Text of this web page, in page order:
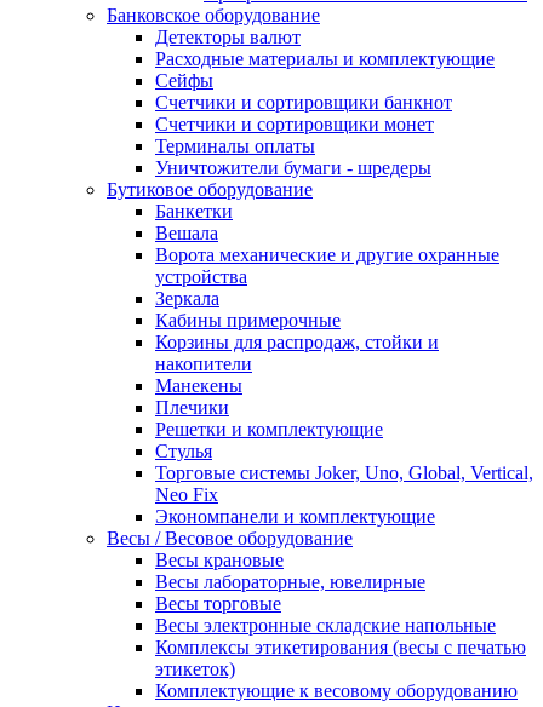
Банковское оборудование
Детекторы валют
Расходные материалы и комплектующие
Сейфы
Счетчики и сортировщики банкнот
Счетчики и сортировщики монет
Терминалы оплаты
Уничтожители бумаги - шредеры
Бутиковое оборудование
Банкетки
Вешала
Ворота механические и другие охранные
устройства
Зеркала
Кабины примерочные
Корзины для распродаж, стойки и
накопители
Манекены
Плечики
Решетки и комплектующие
Стулья
Торговые системы Joker, Uno, Global, Vertical,
Neo Fix
Экономпанели и комплектующие
Весы / Весовое оборудование
Весы крановые
Весы лабораторные, ювелирные
Весы торговые
Весы электронные складские напольные
Комплексы этикетирования (весы с печатью
этикеток)
Комплектующие к весовому оборудованию